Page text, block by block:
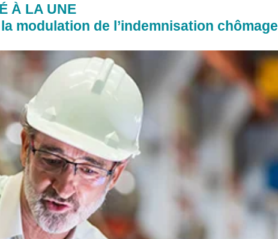
À LA UNE
modulation de l’indemnisation chômage